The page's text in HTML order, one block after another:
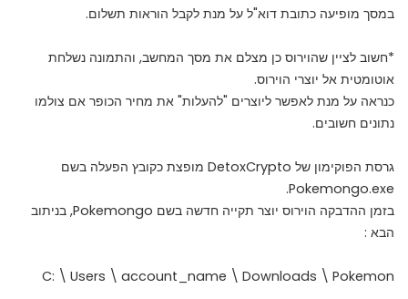
במסך מופיעה כתובת דוא"ל על מנת לקבל הוראות תשלום.
*חשוב לציין שהוירוס כן מצלם את מסך המחשב, והתמונה נשלחת
אוטומטית אל יוצרי הוירוס.
כנראה על מנת לאפשר ליוצרים "להעלות" את מחיר הכופר אם צולמו
נתונים חשובים.
גרסת הפוקימון של DetoxCrypto מופצת כקובץ הפעלה בשם
Pokemongo.exe.
בזמן ההדבקה הוירוס יוצר תקייה חדשה בשם Pokemongo, בניתוב
הבא :
C: \ Users \ account_name \ Downloads \ Pokemon